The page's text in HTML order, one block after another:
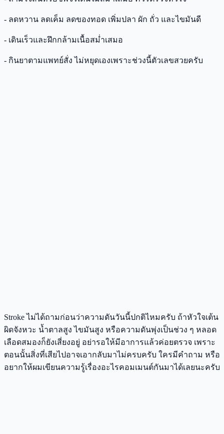
- ลดหวาน ลดเค็ม ลดของทอด เพิ่มปลา ผัก ถั่ว และไขมันดี
- เดินเร็วและฝึกกล้ามเนื้อสม่ำเสมอ
- กินยาตามแพทย์สั่ง ไม่หยุดเองเพราะช่วงนี้ตัวเลขสวยครับ
Stroke ไม่ได้ถามก่อนว่าความดันวันนี้ปกติไหมครับ ถ้าหัวใจเต้น
ผิดจังหวะ น้ำตาลสูง ไขมันสูง หรือความดันพุ่งเป็นช่วง ๆ หลอด
เลือดสมองก็ยังเสี่ยงอยู่ อย่ารอให้มีอาการแล้วค่อยตรวจ เพราะ
ตอนนั้นสิ่งที่เสียไปอาจเอากลับมาไม่ครบครับ ใครมีคำถาม หรือ
อยากให้ผมเขียนความรู้เรื่องอะไรคอมเมนต์กันมาได้เลยนะครับ